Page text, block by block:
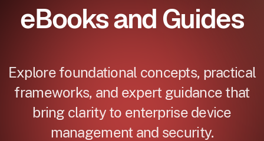
eBooks and Guides
Explore foundational concepts, practical
frameworks, and expert guidance that
bring clarity to enterprise device
management and security.